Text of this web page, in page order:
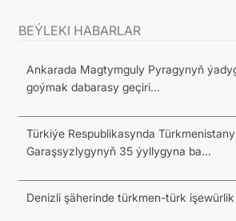
BEÝLEKI HABARLAR
Ankarada Magtymguly Pyragynyň
goýmak dabarasy geçiri...
Türkiýe Respublikasynda
Garaşsyzlygynyň 35 ýyllygyna ba...
Denizli şäherinde türkmen-türk